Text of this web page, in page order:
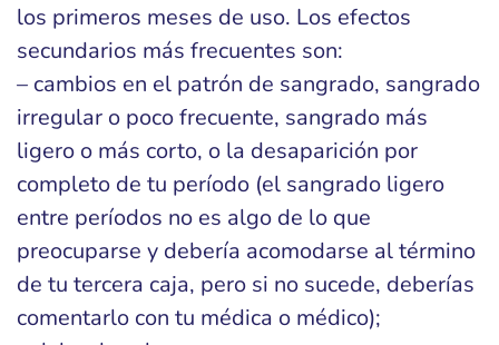
los primeros meses de uso. Los efectos
secundarios más frecuentes son:
– cambios en el patrón de sangrado, sangrado
irregular o poco frecuente, sangrado más
ligero o más corto, o la desaparición por
completo de tu período (el sangrado ligero
entre períodos no es algo de lo que
preocuparse y debería acomodarse al término
de tu tercera caja, pero si no sucede, deberías
comentarlo con tu médica o médico);